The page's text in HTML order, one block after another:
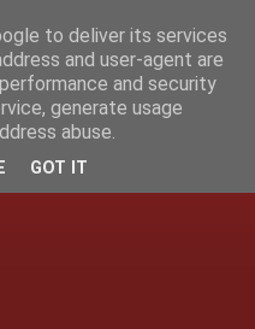
to deliver its services
and user-agent are
and security
generate usage
abuse.
GOT IT